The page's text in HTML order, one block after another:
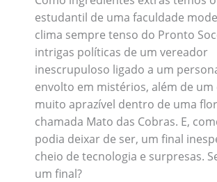
estudantil de uma faculdade
clima sempre tenso do Pronto
intrigas políticas de um vereador
inescrupuloso ligado a um
envolto em mistérios, além de um
muito aprazível dentro de uma
chamada Mato das Cobras. E,
podia deixar de ser, um final
cheio de tecnologia e surpresas.
um final?